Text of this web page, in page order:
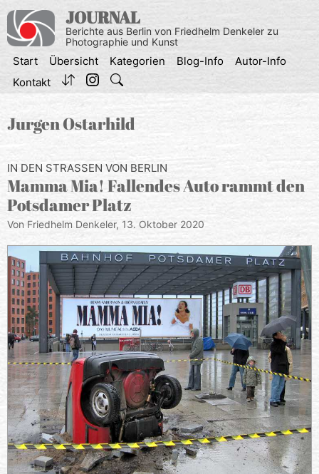
Inhalt
springen
JOURNAL
Berichte aus Berlin von Friedhelm Denkeler zu
Photographie und Kunst
Start Übersicht Kategorien Blog-Info
Autor-Info
Kontakt
Jurgen Ostarhild
IN DEN STRASSEN VON BERLIN
Mamma Mia! Fallendes Auto rammt den
Potsdamer Platz
Von Friedhelm Denkeler, 13. Oktober 2020